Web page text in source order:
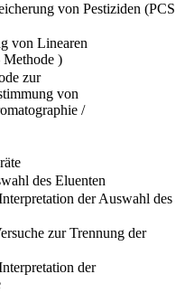
von Pestiziden (PCS
von Linearen
)
zur
von
/
des Eluenten
der Auswahl des
zur Trennung der
der